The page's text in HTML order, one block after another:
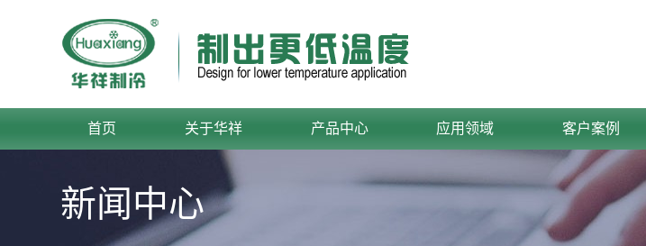
首页 关于华祥 产品中心 应用领域 客户案例
新闻中心